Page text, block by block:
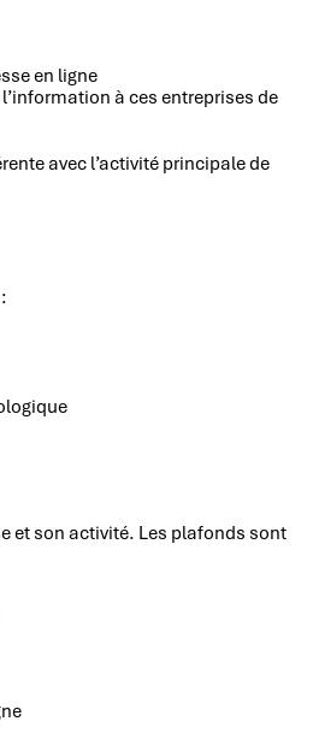
en ligne
à ces entreprises de
avec l’activité principale de
et son activité. Les plafonds sont